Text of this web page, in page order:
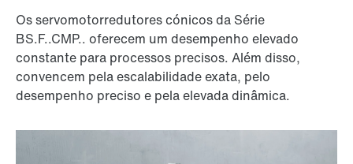
Os servomotorredutores cónicos da Série
BS.F..CMP.. oferecem um desempenho elevado
constante para processos precisos. Além disso,
convencem pela escalabilidade exata, pelo
desempenho preciso e pela elevada dinâmica.